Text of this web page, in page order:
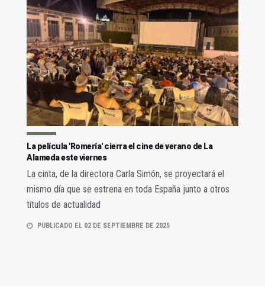
La película 'Romería' cierra el cine de verano de La
Alameda este viernes
La cinta, de la directora Carla Simón, se proyectará el
mismo día que se estrena en toda España junto a otros
títulos de actualidad
PUBLICADO EL 02 DE SEPTIEMBRE DE 2025